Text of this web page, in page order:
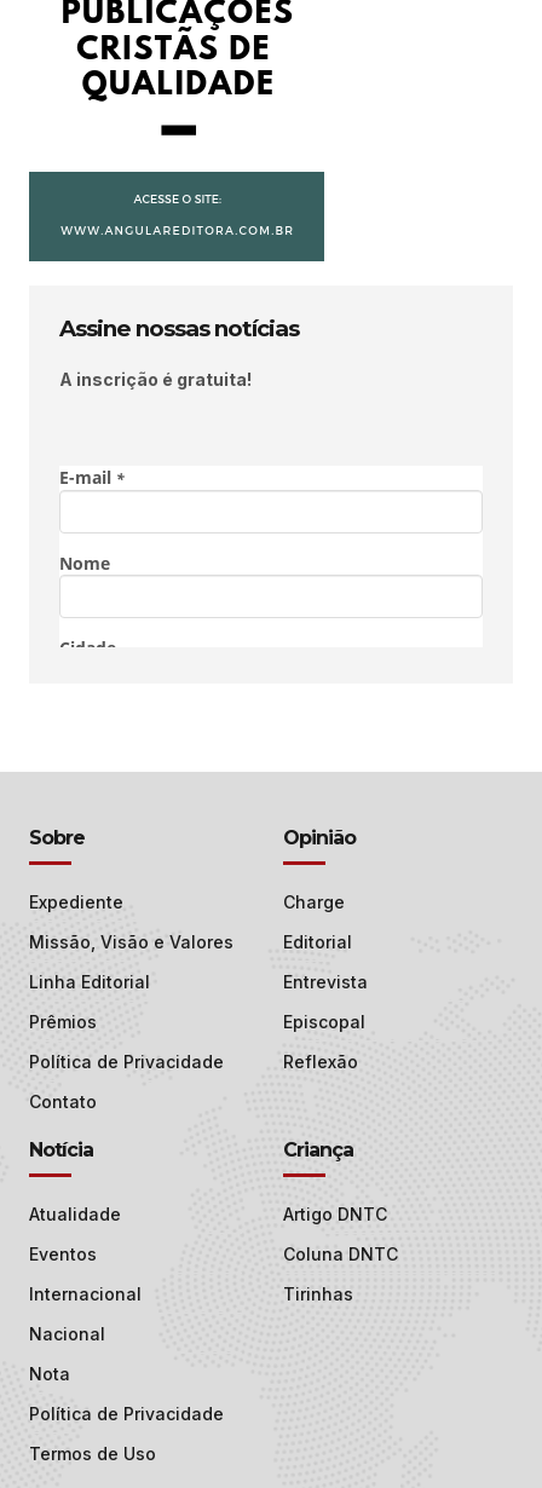
Assine nossas notícias
A inscrição é gratuita!
Sobre
Expediente
Missão, Visão e Valores
Linha Editorial
Prêmios
Política de Privacidade
Contato
Opinião
Charge
Editorial
Entrevista
Episcopal
Reflexão
Notícia
Atualidade
Eventos
Internacional
Nacional
Nota
Política de Privacidade
Termos de Uso
Criança
Artigo DNTC
Coluna DNTC
Tirinhas